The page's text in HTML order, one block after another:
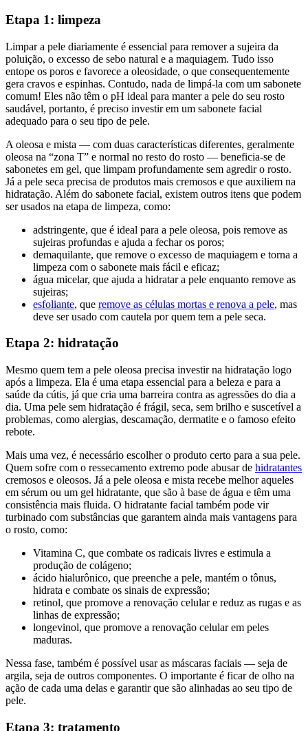
Etapa 1: limpeza
Limpar a pele diariamente é essencial para remover a sujeira da
poluição, o excesso de sebo natural e a maquiagem. Tudo isso
entope os poros e favorece a oleosidade, o que consequentemente
gera cravos e espinhas. Contudo, nada de limpá-la com um sabonete
comum! Eles não têm o pH ideal para manter a pele do seu rosto
saudável, portanto, é preciso investir em um sabonete facial
adequado para o seu tipo de pele.
A oleosa e mista — com duas características diferentes, geralmente
oleosa na “zona T” e normal no resto do rosto — beneficia-se de
sabonetes em gel, que limpam profundamente sem agredir o rosto.
Já a pele seca precisa de produtos mais cremosos e que auxiliem na
hidratação. Além do sabonete facial, existem outros itens que podem
ser usados na etapa de limpeza, como:
adstringente, que é ideal para a pele oleosa, pois remove as
sujeiras profundas e ajuda a fechar os poros;
demaquilante, que remove o excesso de maquiagem e torna a
limpeza com o sabonete mais fácil e eficaz;
água micelar, que ajuda a hidratar a pele enquanto remove as
sujeiras;
esfoliante, que remove as células mortas e renova a pele, mas
deve ser usado com cautela por quem tem a pele seca.
Etapa 2: hidratação
Mesmo quem tem a pele oleosa precisa investir na hidratação logo
após a limpeza. Ela é uma etapa essencial para a beleza e para a
saúde da cútis, já que cria uma barreira contra as agressões do dia a
dia. Uma pele sem hidratação é frágil, seca, sem brilho e suscetível a
problemas, como alergias, descamação, dermatite e o famoso efeito
rebote.
Mais uma vez, é necessário escolher o produto certo para a sua pele.
Quem sofre com o ressecamento extremo pode abusar de hidratantes
cremosos e oleosos. Já a pele oleosa e mista recebe melhor aqueles
em sérum ou um gel hidratante, que são à base de água e têm uma
consistência mais fluida. O hidratante facial também pode vir
turbinado com substâncias que garantem ainda mais vantagens para
o rosto, como:
Vitamina C, que combate os radicais livres e estimula a
produção de colágeno;
ácido hialurônico, que preenche a pele, mantém o tônus,
hidrata e combate os sinais de expressão;
retinol, que promove a renovação celular e reduz as rugas e as
linhas de expressão;
longevinol, que promove a renovação celular em peles
maduras.
Nessa fase, também é possível usar as máscaras faciais — seja de
argila, seja de outros componentes. O importante é ficar de olho na
ação de cada uma delas e garantir que são alinhadas ao seu tipo de
pele.
Etapa 3: tratamento